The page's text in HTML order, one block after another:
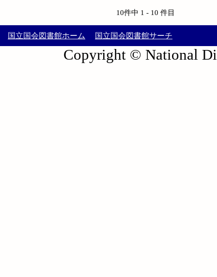
10件中 1 - 10 件目
国立国会図書館ホーム 国立国会図書館サーチ
Copyright © National